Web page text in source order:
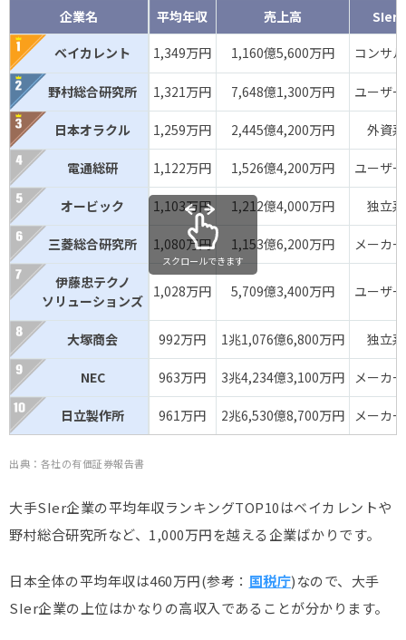
パナソニック
インフォメーション
システムズ
1,420億円 ー ユーザー系
アビーム
コンサルティング
1,408億円 ー コンサル
日本ビジネスシステムズ 1,408億円 619万円 独立系
ITソリューションズ
1,395億円 ユーザー
DTS 1,259億円 601万円 独立系
オービック 1,212億円 1,006万円 独立系
ベイカレント 1,160億円 1,349万円 コンサル系
三菱総合研究所 1,153億円 1,104万円 メーカー系
1,077億円 671万円 独立系
日本TCS 1,030億円 ー 外資系
都築電気
ニッセイ情報テクノロジー 892億円 ー メーカー系
システナ 836億円 458万円 独立系
企業名 平均年収 売上高
SIer
ベイカレント
1,349万円 1,160億5,600万円 コンサ
野村総合研究所 1,321万円 7,648億1,300万円 ユーザ
日本オラクル 1,259万円 2,445億4,200万円 外資
電通総研 1,122万円 1,526億4,200万円 ユーザ
オービック 1,103万円 1,212億4,000万円 独立
三菱総合研究所 1,080万円 1,153億6,200万円 メーカ
伊藤忠テクノ
ソリューションズ
1,028万円 5,709億3,400万円 ユーザ
大塚商会 992万円 1兆1,076億6,800万円 独立
NEC 963万円 3兆4,234億3,100万円 メーカ
日立製作所 961万円 2兆6,530億8,700万円 メーカ
スクロールできます
出典：各社の有価証券報告書
大手SIer企業の平均年収ランキングTOP10はベイカレントや
野村総合研究所など、1,000万円を越える企業ばかりです。
日本全体の平均年収は460万円(参考： 国税庁)なので、大手
SIer企業の上位はかなりの高収入であることが分かります。